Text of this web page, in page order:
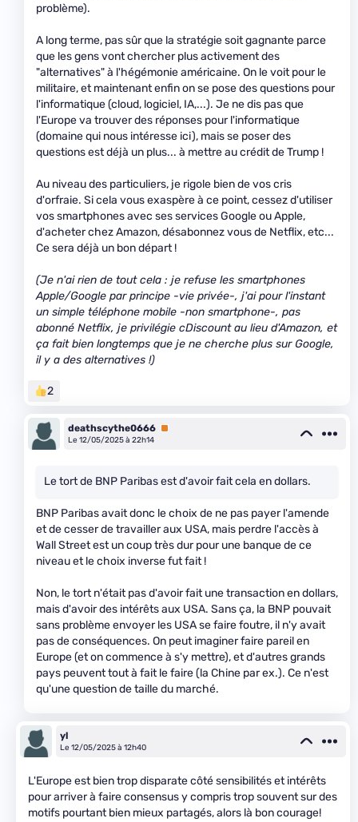
problème).
A long terme, pas sûr que la stratégie soit gagnante parce
que les gens vont chercher plus activement des
"alternatives" à l'hégémonie américaine. On le voit pour le
militaire, et maintenant enfin on se pose des questions pour
l'informatique (cloud, logiciel, IA,...). Je ne dis pas que
l'Europe va trouver des réponses pour l'informatique
(domaine qui nous intéresse ici), mais se poser des
questions est déjà un plus... à mettre au crédit de Trump !
Au niveau des particuliers, je rigole bien de vos cris
d'orfraie. Si cela vous exaspère à ce point, cessez d'utiliser
vos smartphones avec ses services Google ou Apple,
d'acheter chez Amazon, désabonnez vous de Netflix, etc...
Ce sera déjà un bon départ !
(Je n'ai rien de tout cela : je refuse les smartphones
Apple/Google par principe -vie privée-, j'ai pour l'instant
un simple téléphone mobile -non smartphone-, pas
abonné Netflix, je privilégie cDiscount au lieu d'Amazon, et
ça fait bien longtemps que je ne cherche plus sur Google,
il y a des alternatives !)
2
deathscythe0666 Premium
Le 12/05/2025 à 22h14
Le tort de BNP Paribas est d'avoir fait cela en dollars.
BNP Paribas avait donc le choix de ne pas payer l'amende
et de cesser de travailler aux USA, mais perdre l'accès à
Wall Street est un coup très dur pour une banque de ce
niveau et le choix inverse fut fait !
Non, le tort n'était pas d'avoir fait une transaction en dollars,
mais d'avoir des intérêts aux USA. Sans ça, la BNP pouvait
sans problème envoyer les USA se faire foutre, il n'y avait
pas de conséquences. On peut imaginer faire pareil en
Europe (et on commence à s'y mettre), et d'autres grands
pays peuvent tout à fait le faire (la Chine par ex.). Ce n'est
qu'une question de taille du marché.
yl
Le 12/05/2025 à 12h40
L'Europe est bien trop disparate côté sensibilités et intérêts
pour arriver à faire consensus y compris trop souvent sur des
motifs pourtant bien mieux partagés, alors là bon courage!